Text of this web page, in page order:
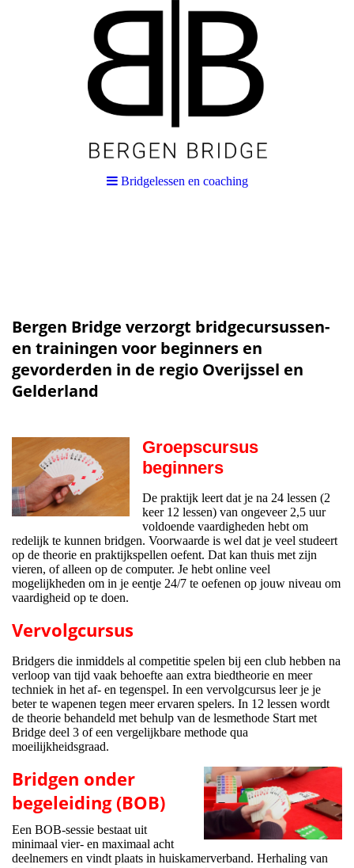
Bridgelessen en coaching
Bergen Bridge verzorgt bridgecursussen-
en trainingen voor beginners en
gevorderden in de regio Overijssel en
Gelderland
Groepscursus
beginners
De praktijk leert dat je na 24 lessen (2
keer 12 lessen) van ongeveer 2,5 uur
voldoende vaardigheden hebt om
redelijk te kunnen bridgen. Voorwaarde is wel dat je veel studeert
op de theorie en praktijkspellen oefent. Dat kan thuis met zijn
vieren, of alleen op de computer. Je hebt online veel
mogelijkheden om in je eentje 24/7 te oefenen op jouw niveau om
vaardigheid op te doen.
Vervolgcursus
Bridgers die inmiddels al competitie spelen bij een club hebben na
verloop van tijd vaak behoefte aan extra biedtheorie en meer
techniek in het af- en tegenspel. In een vervolgcursus leer je je
beter te wapenen tegen meer ervaren spelers. In 12 lessen wordt
de theorie behandeld met behulp van de lesmethode Start met
Bridge deel 3 of een vergelijkbare methode qua
moeilijkheidsgraad.
Bridgen onder
begeleiding (BOB)
Een BOB-sessie bestaat uit
minimaal vier- en maximaal acht
deelnemers en vindt plaats in huiskamerverband. Herhaling van